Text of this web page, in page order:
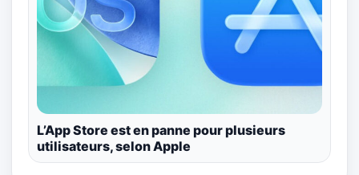
L’App Store est en panne pour plusieurs
utilisateurs, selon Apple